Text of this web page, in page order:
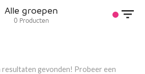
Alle groepen
0 Producten
resultaten gevonden! Probeer een